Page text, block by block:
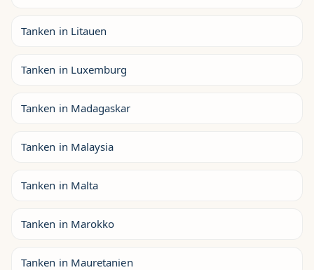
Tanken in Litauen
Tanken in Luxemburg
Tanken in Madagaskar
Tanken in Malaysia
Tanken in Malta
Tanken in Marokko
Tanken in Mauretanien